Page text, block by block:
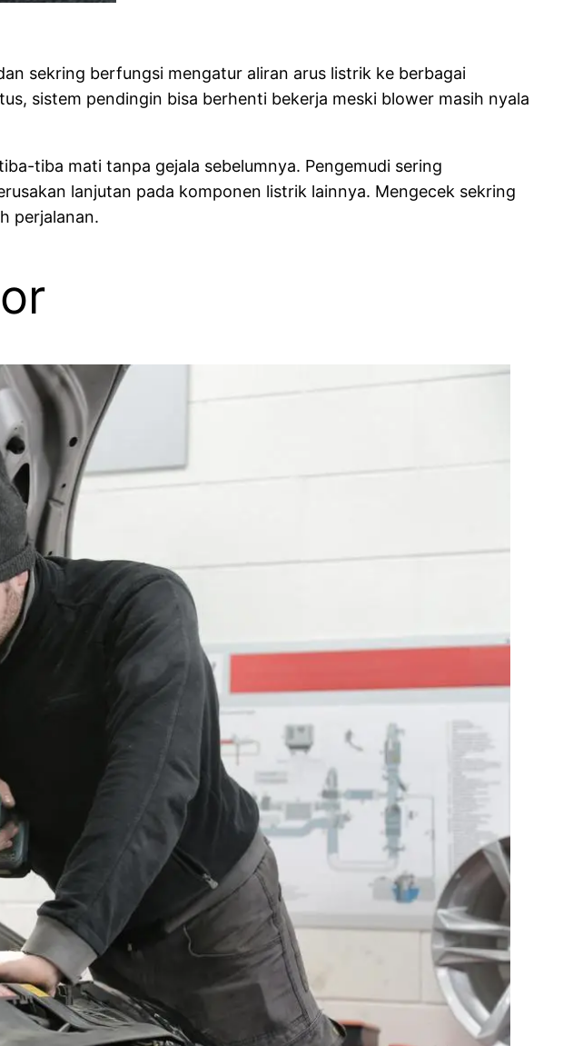
sekring berfungsi mengatur aliran arus listrik ke berbagai
sistem pendingin bisa berhenti bekerja meski blower masih nyala
tiba mati tanpa gejala sebelumnya. Pengemudi sering
lanjutan pada komponen listrik lainnya. Mengecek sekring
perjalanan.